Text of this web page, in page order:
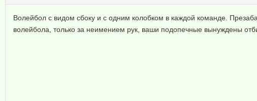
Волейбол с видом сбоку и с одним колобком в каждой команде.
волейбола, только за неимением рук, ваши подопечные вынуждены